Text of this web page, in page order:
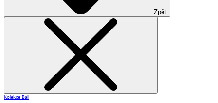
Zpět
Kolekce Bali